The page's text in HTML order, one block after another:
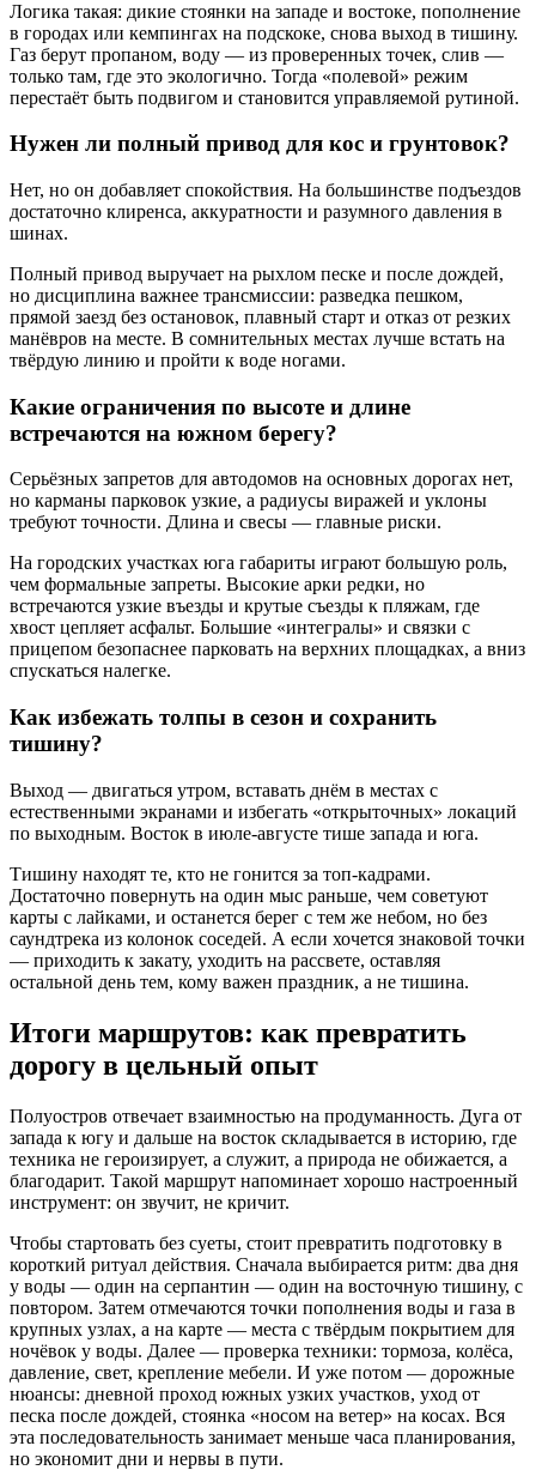
Логика такая: дикие стоянки на западе и востоке, пополнение
в городах или кемпингах на подскоке, снова выход в тишину.
Газ берут пропаном, воду — из проверенных точек, слив —
только там, где это экологично. Тогда «полевой» режим
перестаёт быть подвигом и становится управляемой рутиной.
Нужен ли полный привод для кос и грунтовок?
Нет, но он добавляет спокойствия. На большинстве подъездов
достаточно клиренса, аккуратности и разумного давления в
шинах.
Полный привод выручает на рыхлом песке и после дождей,
но дисциплина важнее трансмиссии: разведка пешком,
прямой заезд без остановок, плавный старт и отказ от резких
манёвров на месте. В сомнительных местах лучше встать на
твёрдую линию и пройти к воде ногами.
Какие ограничения по высоте и длине
встречаются на южном берегу?
Серьёзных запретов для автодомов на основных дорогах нет,
но карманы парковок узкие, а радиусы виражей и уклоны
требуют точности. Длина и свесы — главные риски.
На городских участках юга габариты играют большую роль,
чем формальные запреты. Высокие арки редки, но
встречаются узкие въезды и крутые съезды к пляжам, где
хвост цепляет асфальт. Большие «интегралы» и связки с
прицепом безопаснее парковать на верхних площадках, а вниз
спускаться налегке.
Как избежать толпы в сезон и сохранить
тишину?
Выход — двигаться утром, вставать днём в местах с
естественными экранами и избегать «открыточных» локаций
по выходным. Восток в июле-августе тише запада и юга.
Тишину находят те, кто не гонится за топ-кадрами.
Достаточно повернуть на один мыс раньше, чем советуют
карты с лайками, и останется берег с тем же небом, но без
саундтрека из колонок соседей. А если хочется знаковой точки
— приходить к закату, уходить на рассвете, оставляя
остальной день тем, кому важен праздник, а не тишина.
Итоги маршрутов: как превратить
дорогу в цельный опыт
Полуостров отвечает взаимностью на продуманность. Дуга от
запада к югу и дальше на восток складывается в историю, где
техника не героизирует, а служит, а природа не обижается, а
благодарит. Такой маршрут напоминает хорошо настроенный
инструмент: он звучит, не кричит.
Чтобы стартовать без суеты, стоит превратить подготовку в
короткий ритуал действия. Сначала выбирается ритм: два дня
у воды — один на серпантин — один на восточную тишину, с
повтором. Затем отмечаются точки пополнения воды и газа в
крупных узлах, а на карте — места с твёрдым покрытием для
ночёвок у воды. Далее — проверка техники: тормоза, колёса,
давление, свет, крепление мебели. И уже потом — дорожные
нюансы: дневной проход южных узких участков, уход от
песка после дождей, стоянка «носом на ветер» на косах. Вся
эта последовательность занимает меньше часа планирования,
но экономит дни и нервы в пути.